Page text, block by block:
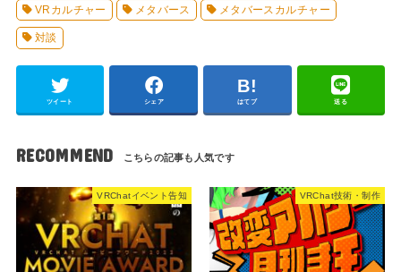
VRカルチャー メタバース メタバースカルチャー
対談
ツイート シェア はてブ 送る
RECOMMEND
VRChatイベント告知 VRChat技術・制作